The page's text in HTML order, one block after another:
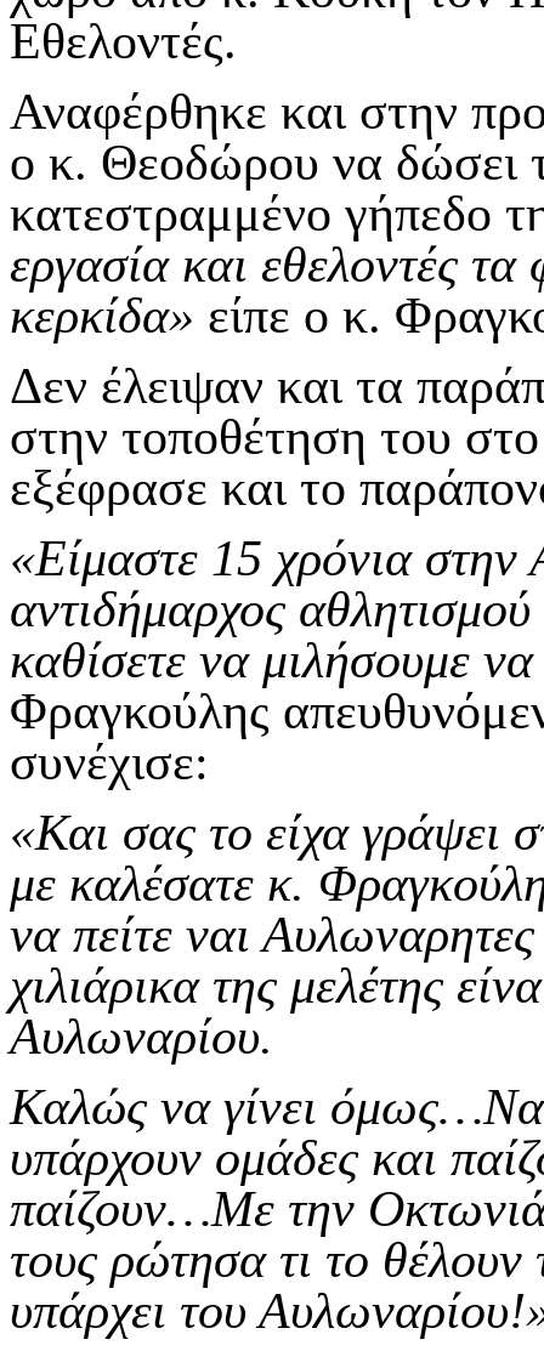
Εθελοντές.
Αναφέρθηκε και στην
ο κ. Θεοδώρου να δώσει
κατεστραμμένο γήπεδο
εργασία και εθελοντές τα
κερκίδα» είπε ο κ.
Δεν έλειψαν και τα
στην τοποθέτηση του
εξέφρασε και το
«Είμαστε 15 χρόνια στην
αντιδήμαρχος
καθίσετε να μιλήσουμε να
Φραγκούλης
συνέχισε:
«Και σας το είχα γράψει
με καλέσατε κ.
να πείτε ναι
χιλιάρικα της μελέτης
Αυλωναρίου.
Καλώς να γίνει όμως…Να
υπάρχουν ομάδες και
παίζουν…Με την
τους ρώτησα τι το
υπάρχει του